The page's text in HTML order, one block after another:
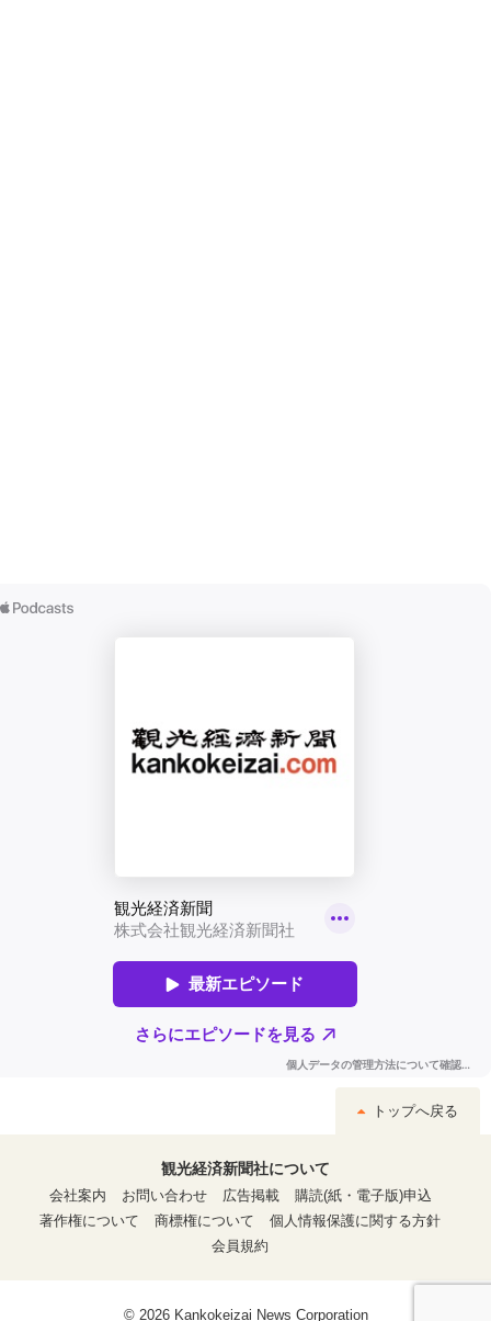
トップへ戻る
観光経済新聞社について
会社案内
お問い合わせ 広告掲載
購読(紙・電子版)申込
著作権について
商標権について
個人情報保護に関する方針
会員規約
© 2026 Kankokeizai News Corporation